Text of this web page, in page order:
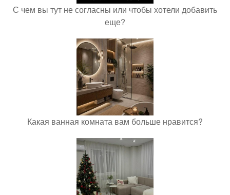
С чем вы тут не согласны или чтобы хотели добавить
еще?
Какая ванная комната вам больше нравится?